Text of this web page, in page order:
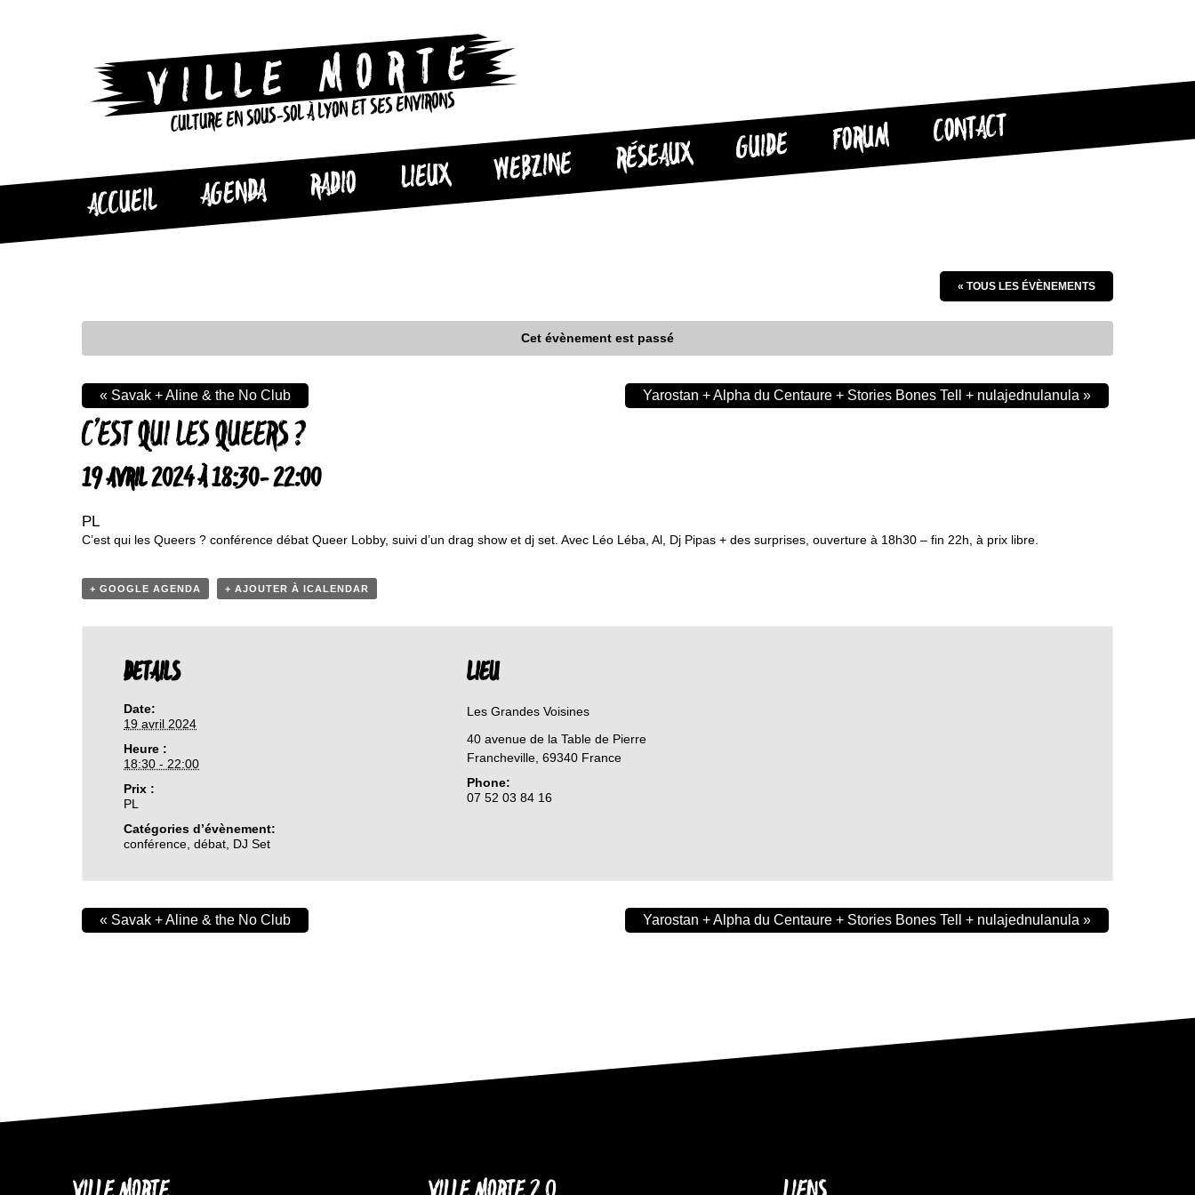
CULTURE EN SOUS-SOL À LYON ET SES ENVIRONS
ACCUEIL AGENDA RADIO LIEUX WEBZINE RÉSEAUX GUIDE FORUM CONTACT
« TOUS LES ÉVÈNEMENTS
Cet évènement est passé
C’EST QUI LES QUEERS ?
19 AVRIL 2024 À 18:30-22:00
PL
« Savak + Aline & the No Club Yarostan + Alpha du Centaure + Stories Bones Tell + nulajednulanula »
C’est qui les Queers ? conférence débat Queer Lobby, suivi d’un drag show et dj set. Avec Léo Léba, Al, Dj Pipas + des surprises, ouverture à 18h30 – fin 22h, à prix libre.
+ GOOGLE AGENDA + AJOUTER À ICALENDAR
DETAILS
Date:
19 avril 2024
Heure :
18:30 - 22:00
Prix :
PL
Catégories d’évènement:
conférence ,débat DJ Set
LIEU
Les Grandes Voisines
40 avenue de la Table de Pierre
Francheville 69340 France
Phone:
07 52 03 84 16
« Savak + Aline & the No Club Yarostan + Alpha du Centaure + Stories Bones Tell + nulajednulanula »